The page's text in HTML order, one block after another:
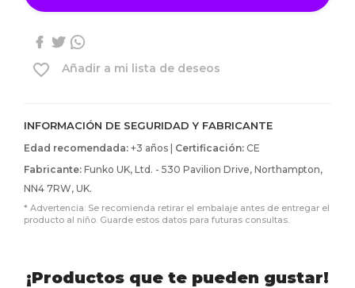
favorite_border Añadir a mi lista de deseos
INFORMACIÓN DE SEGURIDAD Y FABRICANTE
Edad recomendada: +3 años | Certificación: CE
Fabricante: Funko UK, Ltd. - 530 Pavilion Drive, Northampton,
NN4 7RW, UK.
* Advertencia: Se recomienda retirar el embalaje antes de entregar el
producto al niño. Guarde estos datos para futuras consultas.
¡Productos que te pueden gustar!